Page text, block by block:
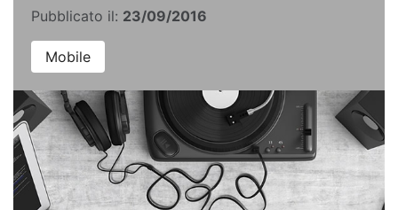
Pubblicato il: 23/09/2016
Mobile